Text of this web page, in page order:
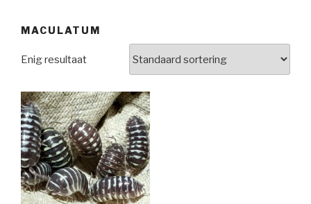
MACULATUM
Enig resultaat